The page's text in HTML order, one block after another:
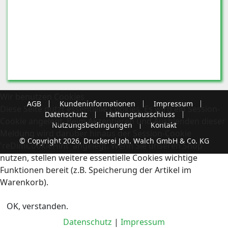
AGB Kundeninformationen
Impressum
Datenschutz
Haftungsausschluss
Nutzungsbedingungen
Kontakt
© Copyright 2026, Druckerei Joh. Walch GmbH & Co. KG
Diese Seite nutzt essentielle Cookies. Es wird ein Session-
Cookie angelegt. Beim Akzeptieren und Ausblenden dieser
Meldung wird darüber hinaus der Session-Cookie
'reDimCookieHint' angelegt. Wenn Sie unseren Shop
nutzen, stellen weitere essentielle Cookies wichtige
Funktionen bereit (z.B. Speicherung der Artikel im
Warenkorb).
OK, verstanden.
Datenschutz | Impressum